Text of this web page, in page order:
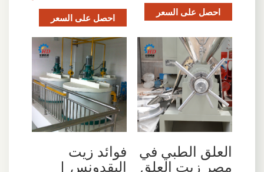
احصل على السعر احصل على السعر
العلق الطبي في
مصر زيت العلق
فوائد زيت
البقدونس |